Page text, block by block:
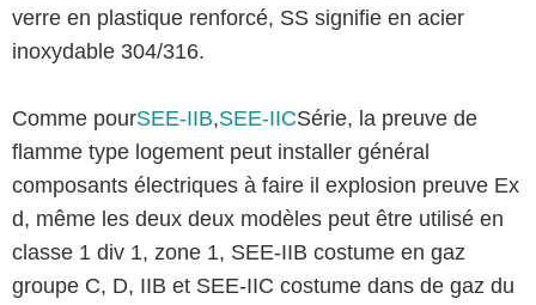
verre en plastique renforcé, SS signifie en acier
inoxydable 304/316.
Comme pourSEE-IIB,SEE-IICSérie, la preuve de
flamme type logement peut installer général
composants électriques à faire il explosion preuve Ex
d, même les deux deux modèles peut être utilisé en
classe 1 div 1, zone 1, SEE-IIB costume en gaz
groupe C, D, IIB et SEE-IIC costume dans de gaz du